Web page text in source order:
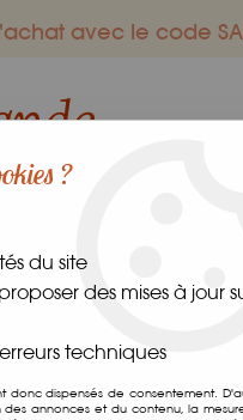
avec le code
FRAIS
de Blé Noir
?
du site
des mises à jour
techniques
donc dispensés de consentement.
annonces et du contenu, la